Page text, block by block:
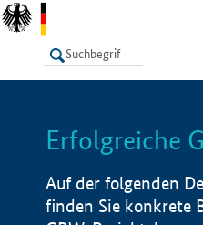
LISTE
Erfolgreiche
Auf der folgenden
finden Sie konkrete